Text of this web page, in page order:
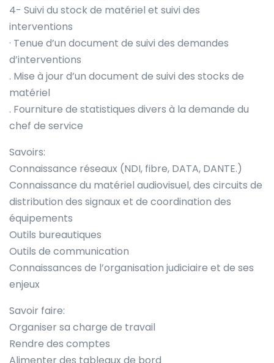
4- Suivi du stock de matériel et suivi des
interventions
· Tenue d’un document de suivi des demandes
d’interventions
. Mise à jour d’un document de suivi des stocks de
matériel
. Fourniture de statistiques divers à la demande du
chef de service
Savoirs:
Connaissance réseaux (NDI, fibre, DATA, DANTE.)
Connaissance du matériel audiovisuel, des circuits de
distribution des signaux et de coordination des
équipements
Outils bureautiques
Outils de communication
Connaissances de l’organisation judiciaire et de ses
enjeux
Savoir faire:
Organiser sa charge de travail
Rendre des comptes
Alimenter des tableaux de bord